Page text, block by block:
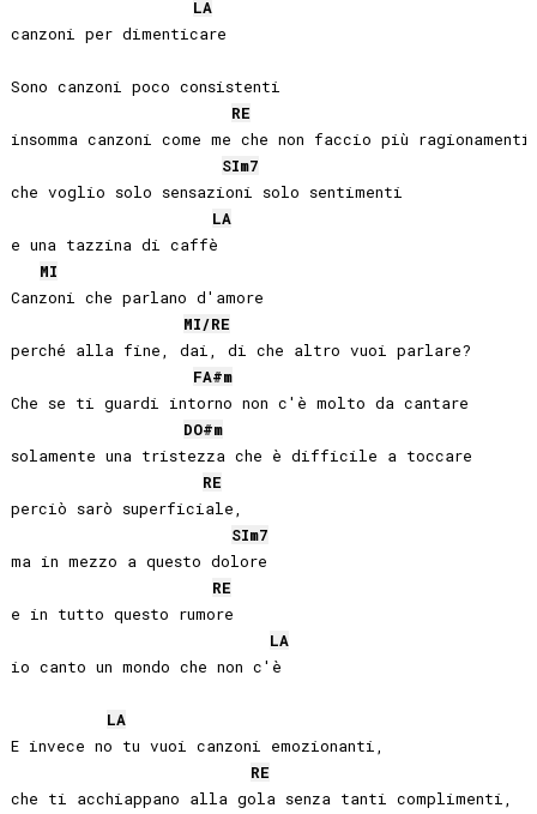
LA
canzoni per dimenticare
Sono canzoni poco consistenti
RE
insomma canzoni come me che non faccio più ragionamenti
SIm7
che voglio solo sensazioni solo sentimenti
LA
e una tazzina di caffè
MI
Canzoni che parlano d'amore
MI/RE
perché alla fine, dai, di che altro vuoi parlare?
FA#m
Che se ti guardi intorno non c'è molto da cantare
DO#m
solamente una tristezza che è difficile a toccare
RE
perciò sarò superficiale,
SIm7
ma in mezzo a questo dolore
RE
e in tutto questo rumore
LA
io canto un mondo che non c'è
LA
E invece no tu vuoi canzoni emozionanti,
RE
che ti acchiappano alla gola senza tanti complimenti,